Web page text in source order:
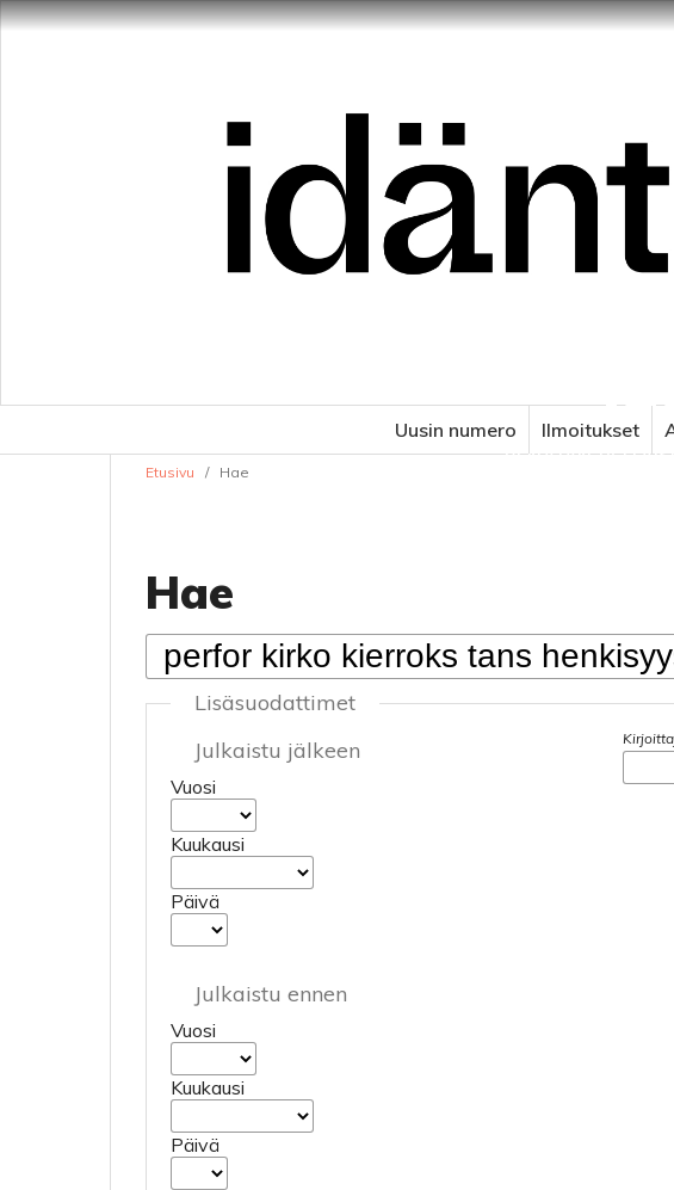
VENÄJÄN JA
Uusin numero Ilmoitukset
Etusivu / Hae
Hae
Lisäsuodattimet
Julkaistu jälkeen
Vuosi
Kuukausi
Päivä
Julkaistu ennen
Vuosi
Kuukausi
Päivä